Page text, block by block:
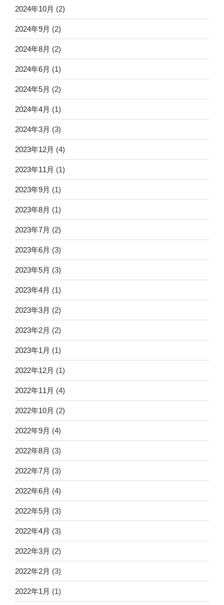
2024年10月 (2)
2024年9月 (2)
2024年8月 (2)
2024年6月 (1)
2024年5月 (2)
2024年4月 (1)
2024年3月 (3)
2023年12月 (4)
2023年11月 (1)
2023年9月 (1)
2023年8月 (1)
2023年7月 (2)
2023年6月 (3)
2023年5月 (3)
2023年4月 (1)
2023年3月 (2)
2023年2月 (2)
2023年1月 (1)
2022年12月 (1)
2022年11月 (4)
2022年10月 (2)
2022年9月 (4)
2022年8月 (3)
2022年7月 (3)
2022年6月 (4)
2022年5月 (3)
2022年4月 (3)
2022年3月 (2)
2022年2月 (3)
2022年1月 (1)